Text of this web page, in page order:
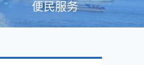
便民服务